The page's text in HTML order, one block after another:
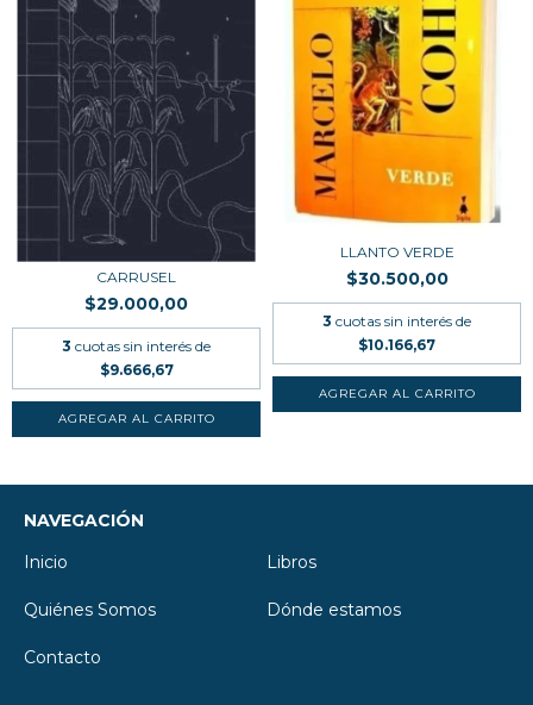
CARRUSEL
$29.000,00
3 cuotas sin interés de
$9.666,67
LLANTO VERDE
$30.500,00
3 cuotas sin interés de
$10.166,67
NAVEGACIÓN
Inicio
Libros
Quiénes Somos Dónde estamos
Contacto